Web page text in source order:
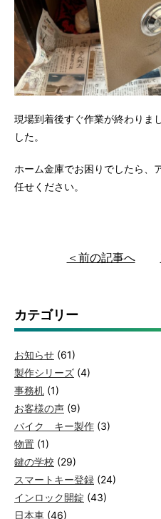
現場到着後すぐ作業が終わりま
した。
ホーム金庫でお困りでしたら、
任せください。
＜前の記事へ
カテゴリー
お知らせ (61)
製作シリーズ (4)
事務机 (1)
お客様の声 (9)
バイク キー製作 (3)
物置 (1)
鍵の学校 (29)
スマートキー登録 (24)
インロック開錠 (43)
日本車 (46)